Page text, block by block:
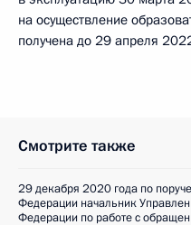
на осуществление
получена до 29 апреля
Смотрите также
29 декабря 2020 года по
Федерации начальник
Федерации по работе с